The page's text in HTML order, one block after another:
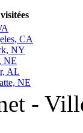
CA
NY
NE
AL
NE
-